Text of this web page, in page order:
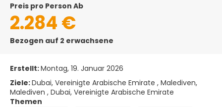
Preis pro Person Ab
2.284 €
Bezogen auf 2 erwachsene
Erstellt:Montag, 19. Januar 2026
Ziele:Dubai, Vereinigte Arabische Emirate , Malediven,
Malediven , Dubai, Vereinigte Arabische Emirate
Themen